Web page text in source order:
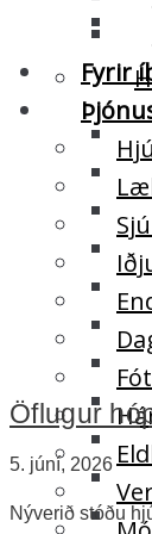
Fyrir
Öflugur
5. júní, 2026
Nýverið stóðu